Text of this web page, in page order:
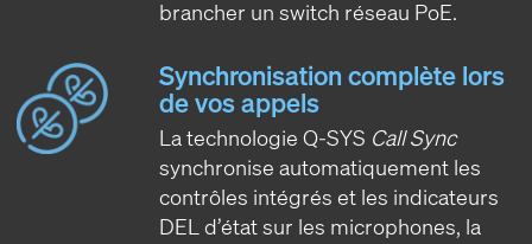
brancher un switch réseau PoE.
Synchronisation complète lors
de vos appels
La technologie Q-SYS Call Sync
synchronise automatiquement les
contrôles intégrés et les indicateurs
DEL d’état sur les microphones, la